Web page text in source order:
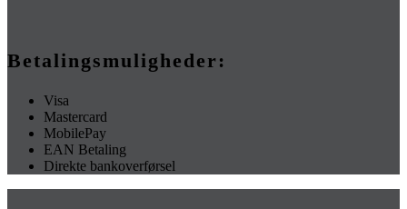
Betalingsmuligheder:
Visa
Mastercard
MobilePay
EAN Betaling
Direkte bankoverførsel